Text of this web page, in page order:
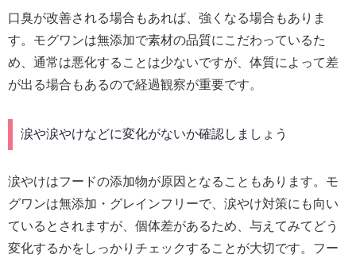
口臭が改善される場合もあれば、強くなる場合もありま
す。モグワンは無添加で素材の品質にこだわっているた
め、通常は悪化することは少ないですが、体質によって差
が出る場合もあるので経過観察が重要です。
涙や涙やけなどに変化がないか確認しましょう
涙やけはフードの添加物が原因となることもあります。モ
グワンは無添加・グレインフリーで、涙やけ対策にも向い
ているとされますが、個体差があるため、与えてみてどう
変化するかをしっかりチェックすることが大切です。フー